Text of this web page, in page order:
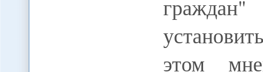
этом